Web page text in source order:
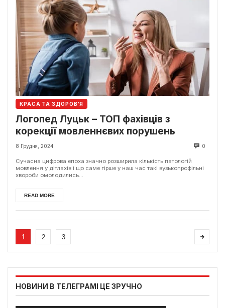
КРАСА ТА ЗДОРОВ'Я
Логопед Луцьк – ТОП фахівців з
корекції мовленнєвих порушень
8 Грудня, 2024 0
Сучасна цифрова епоха значно розширила кількість патологій
мовлення у дітлахів і що саме гірше у наш час такі вузькопрофільні
хвороби омолодились...
READ MORE
1 2 3
НОВИНИ В ТЕЛЕГРАМІ ЦЕ ЗРУЧНО